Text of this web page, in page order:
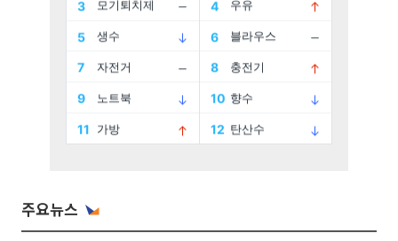
주요뉴스